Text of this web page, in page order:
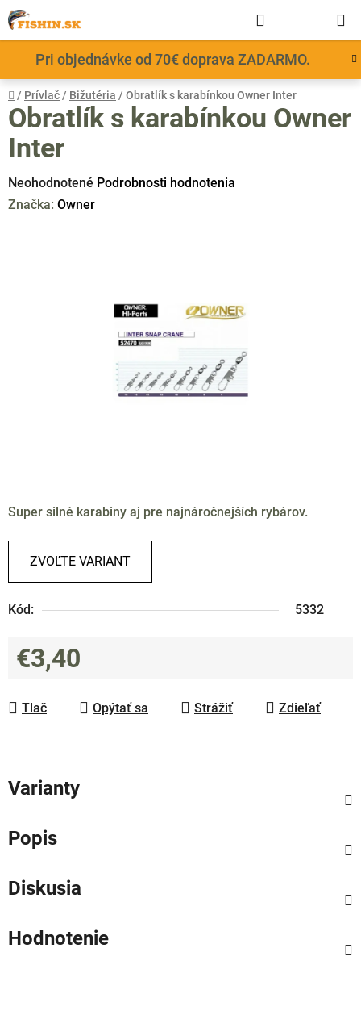
Prejsť
na
obsah
Pri objednávke od 70€ doprava ZADARMO.
KOŠÍK
Domov
/ Prívlač / Bižutéria / Obratlík s karabínkou Owner Inter
Super silné karabiny aj pre najnáročnejších rybárov.
ZVOĽTE VARIANT
Kód: 5332
€3,40
Tlač
Opýtať sa Strážiť Zdieľať
Obratlík s karabínkou Owner
Inter
Priemerné
hodnotenie
Neohodnotené Podrobnosti hodnotenia
Značka: Owner
Varianty
Popis
Diskusia
Hodnotenie